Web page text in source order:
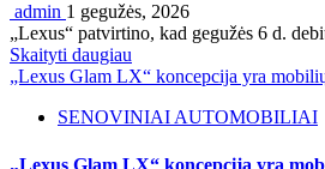
admin 1 gegužės, 2026
„Lexus“ patvirtino, kad gegužės 6 d.
Skaityti daugiau
„Lexus Glam LX“ koncepcija yra
SENOVINIAI AUTOMOBILIAI
„Lexus Glam LX“ koncepcija yra